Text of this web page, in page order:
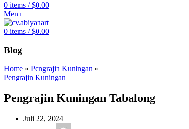
0 items / $0.00
Menu
0 items / $0.00
Blog
Home » Pengrajin Kuningan »
Pengrajin Kuningan
Pengrajin Kuningan Tabalong
Juli 22, 2024